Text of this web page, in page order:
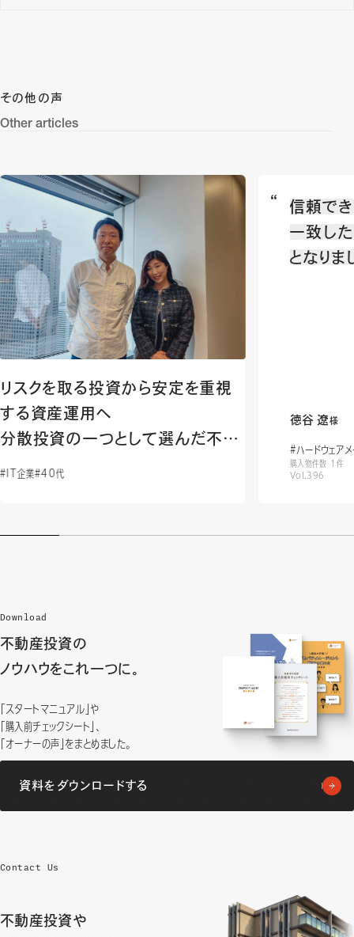
その他の声
Other articles
リスクを取る投資から安定を重視
する資産運用へ
分散投資の一つとして選んだ不動
#IT企業#40代
信頼で
一致し
となりま
徳谷 遼様
#ハードウェア
購入物件数 1件
Vol.396
Download
不動産投資の
ノウハウをこれ一つに。
「スタートマニュアル」や
「購入前チェックシート」、
「オーナーの声」をまとめました。
資料をダウンロードする
Contact Us
不動産投資や